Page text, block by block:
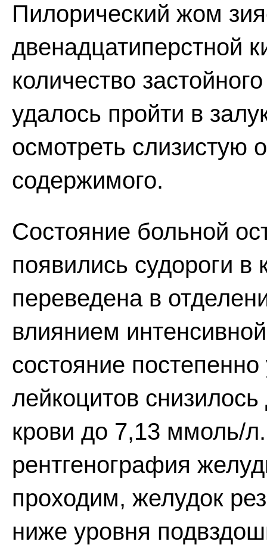
Пилорический жом
двенадцатиперстной
количество
удалось пройти в
осмотреть слизистую
содержимого.
Состояние больной
появились судороги в
переведена в
влиянием
состояние
лейкоцитов
крови до 7,13 ммоль/
рентгенография
проходим, желудок
ниже уровня